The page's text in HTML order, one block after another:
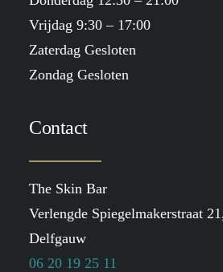
Vrijdag 9:30 – 17:00
Zaterdag Gesloten
Zondag Gesloten
Contact
The Skin Bar
Verlengde Spiegelmakerstraat
Delfgauw
06 20 19 25 11